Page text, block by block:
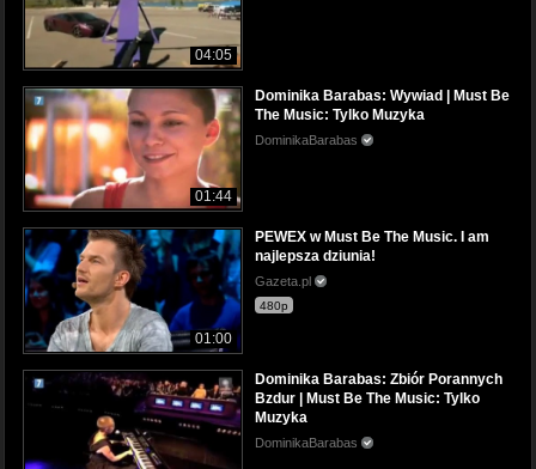
04:05
01:44
Dominika Barabas: Wywiad | Must Be
The Music: Tylko Muzyka
DominikaBarabas
01:00
PEWEX w Must Be The Music. I am
najlepsza dziunia!
Gazeta.pl
480p
Dominika Barabas: Zbiór Porannych
Bzdur | Must Be The Music: Tylko
Muzyka
DominikaBarabas